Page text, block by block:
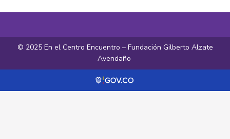
© 2025 En el Centro Encuentro – Fundación Gilberto Alzate
Avendaño